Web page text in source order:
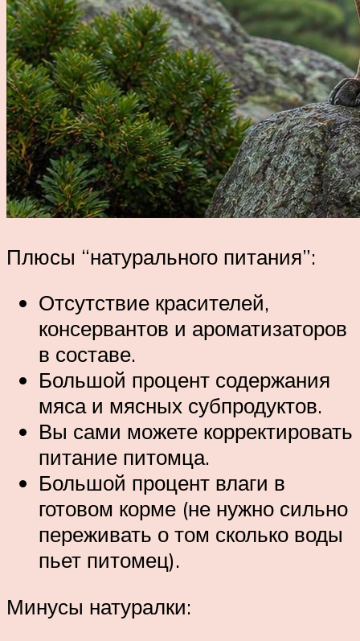
Плюсы “натурального питания”:
Отсутствие красителей,
консервантов и ароматизаторов
в составе.
Большой процент содержания
мяса и мясных субпродуктов.
Вы сами можете корректировать
питание питомца.
Большой процент влаги в
готовом корме (не нужно сильно
переживать о том сколько воды
пьет питомец).
Минусы натуралки: